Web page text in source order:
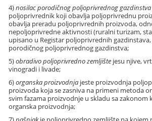
4)nosilac porodičnog poljoprivrednog gazdinstva
poljoprivrednik koji obavlja poljoprivrednu
obavlja preradu poljoprivrednih proizvoda,
nepoljoprivredne aktivnosti (ruralni turizam,
upisano u Registar poljoprivrednih
porodičnog poljoprivrednog gazdinstva;
5)obradivo poljoprivredno zemljište jesu njive,
vinogradi i livade;
6)organska proizvodnja jeste proizvodnja
proizvoda koja se zasniva na primeni metoda
svim fazama proizvodnje u skladu sa zakonom
organska proizvodnja;